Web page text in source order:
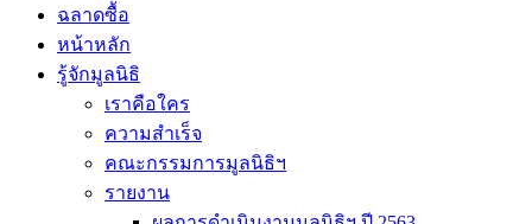
ฉลาดซื้อ
หน้าหลัก
รู้จักมูลนิธิ
เราคือใคร
ความสำเร็จ
คณะกรรมการมูลนิธิฯ
รายงาน